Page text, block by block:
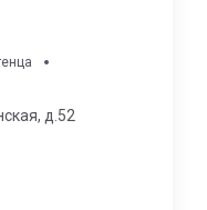
д.52